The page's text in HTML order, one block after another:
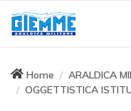
Home ARALDICA
OGGETTISTICA